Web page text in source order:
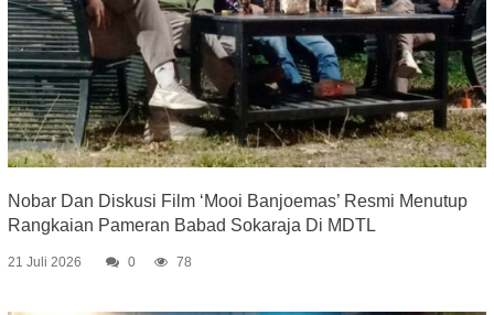
Nobar Dan Diskusi Film ‘Mooi Banjoemas’ Resmi Menutup
Rangkaian Pameran Babad Sokaraja Di MDTL
21 Juli 2026 0 78